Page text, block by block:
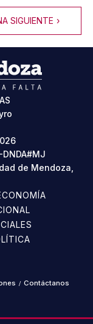
SIGUIENTE ›
de Mendoza,
/ Contáctanos